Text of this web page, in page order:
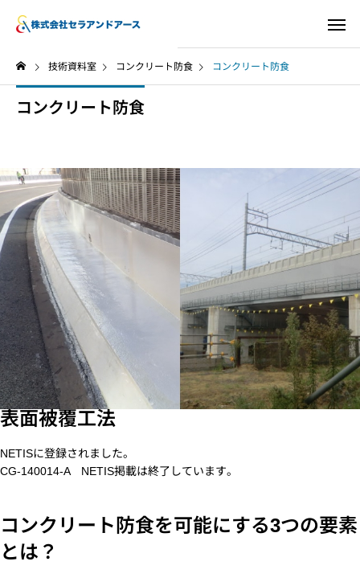
技術資料室 コンクリート防食 コンクリート防食
コンクリート防食
表面被覆工法
NETISに登録されました。
CG-140014-A NETIS掲載は終了しています。
コンクリート防食を可能にする3つの要素
とは？